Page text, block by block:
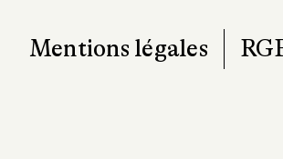
Mentions légales